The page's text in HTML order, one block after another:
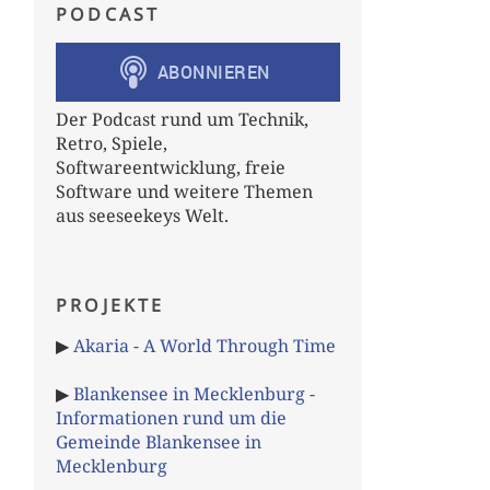
PODCAST
Der Podcast rund um Technik,
Retro, Spiele,
Softwareentwicklung, freie
Software und weitere Themen
aus seeseekeys Welt.
PROJEKTE
▶Akaria - A World Through Time
▶Blankensee in Mecklenburg -
Informationen rund um die
Gemeinde Blankensee in
Mecklenburg